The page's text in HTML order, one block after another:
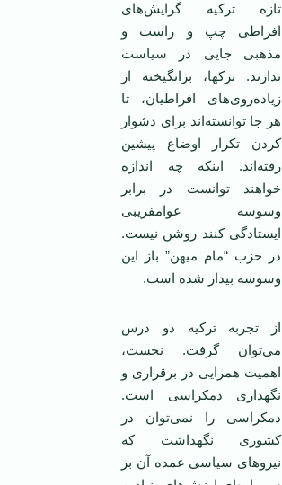
تازه ترکیه گرایش‌های
افراطی چپ و راست و
مذهبی جایی در سیاست
ندارند. ترکها، برانگیخته از
زیاده‌رو‌‌ی‌های افراطیان، تا
هر جا توانسته‌اند برای دشوار
کردن تکرار اوضاع پیشین
رفته‌اند. اینکه چه اندازه
خواهند توانست در برابر
وسوسه عوامفریبی
ایستادگی کنند روشن نیست.
در حزب “مام میهن” باز این
وسوسه بیدار شده است.
از تجربه ترکیه دو درس
می‌توان گرفت. نخست،
اهمیت همرایی در برقراری و
نگهداری دمکراسی است.
دمکراسی را نمی‌توان در
کشوری نگهداشت که
نیروهای سیاسی عمده آن بر